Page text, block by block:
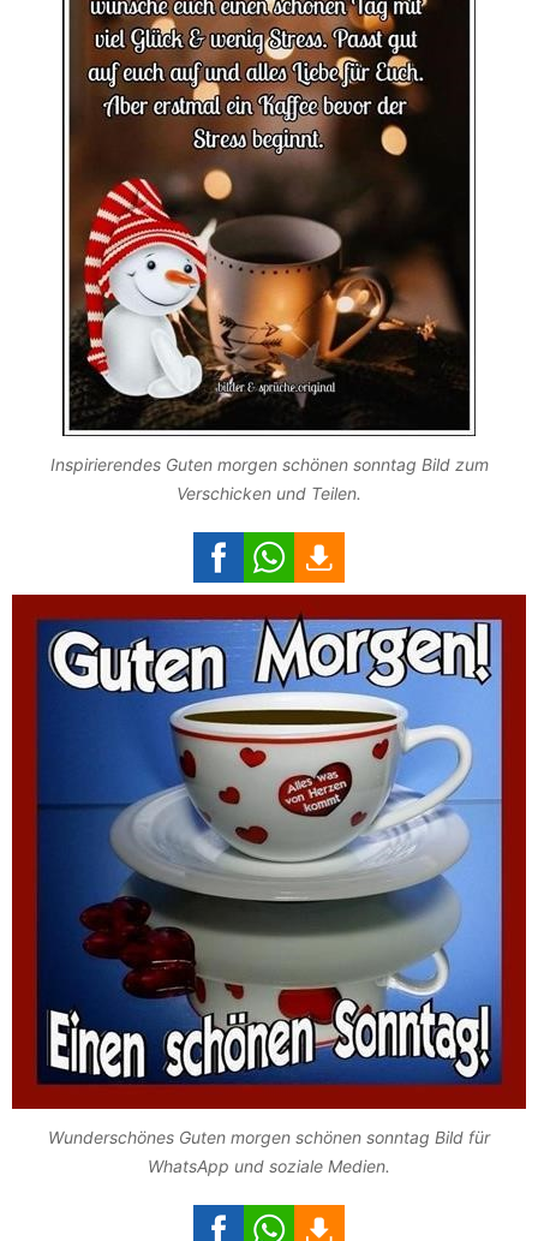
Inspirierendes Guten morgen schönen sonntag Bild zum
Verschicken und Teilen.
Wunderschönes Guten morgen schönen sonntag Bild für
WhatsApp und soziale Medien.